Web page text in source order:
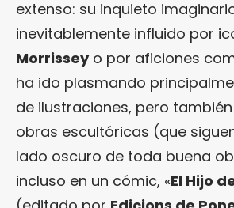
extenso: su inquieto
inevitablemente influido por
Morrisseyo por aficiones
ha ido plasmando
de ilustraciones, pero
obras escultóricas (que
lado oscuro de toda buena
incluso en un cómic, «El Hijo